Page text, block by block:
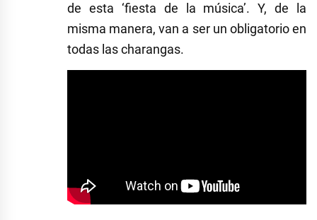
de esta ‘fiesta de la música’. Y, de la
misma manera, van a ser un obligatorio en
todas las charangas.